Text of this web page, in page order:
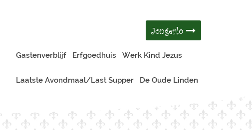
Jongerlo
Gastenverblijf Erfgoedhuis Werk Kind Jezus
Laatste Avondmaal/Last Supper De Oude Linden